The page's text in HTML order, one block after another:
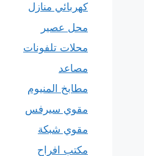
كهربائي منازل
محل عصير
محلات تلفونات
مصاعد
مطابخ المنيوم
مقوي سيرفس
مقوي شبكة
مكتب افراح